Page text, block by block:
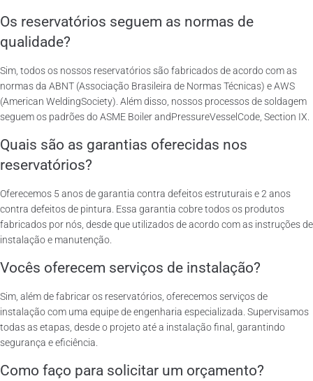
Os reservatórios seguem as normas de
qualidade?
Sim, todos os nossos reservatórios são fabricados de acordo com as
normas da ABNT (Associação Brasileira de Normas Técnicas) e AWS
(American WeldingSociety). Além disso, nossos processos de soldagem
seguem os padrões do ASME Boiler andPressureVesselCode, Section IX.
Quais são as garantias oferecidas nos
reservatórios?
Oferecemos 5 anos de garantia contra defeitos estruturais e 2 anos
contra defeitos de pintura. Essa garantia cobre todos os produtos
fabricados por nós, desde que utilizados de acordo com as instruções de
instalação e manutenção.
Vocês oferecem serviços de instalação?
Sim, além de fabricar os reservatórios, oferecemos serviços de
instalação com uma equipe de engenharia especializada. Supervisamos
todas as etapas, desde o projeto até a instalação final, garantindo
segurança e eficiência.
Como faço para solicitar um orçamento?